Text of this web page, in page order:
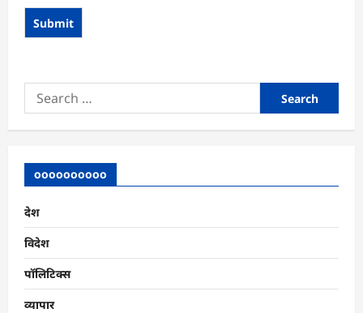
Submit
Search
for:
oooooooooo
देश
विदेश
पॉलिटिक्स
व्यापार